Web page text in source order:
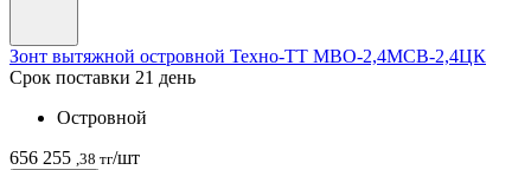
Зонт вытяжной островной Техно-ТТ МВО-2,4МСВ-2,4ЦК
Срок поставки 21 день
Островной
656 255 ,38 тг/шт